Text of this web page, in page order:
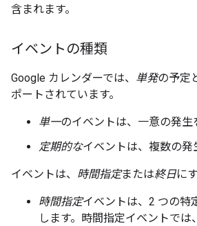
含まれます。
イベントの種類
Google カレンダーでは、 単発の予定
ポートされています。
単一のイベントは、一意の発生
定期的なイベントは、複数の発
イベントは、 時間指定または終日に
時間指定イベントは、2 つの特
します。時間指定イベントでは、